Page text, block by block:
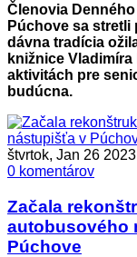
Členovia
Púchove sa stretli
dávna tradícia
knižnice
aktivitách pre
budúcna.
štvrtok, Jan 26 2023
0 komentárov
Začala
autobusového
Púchove